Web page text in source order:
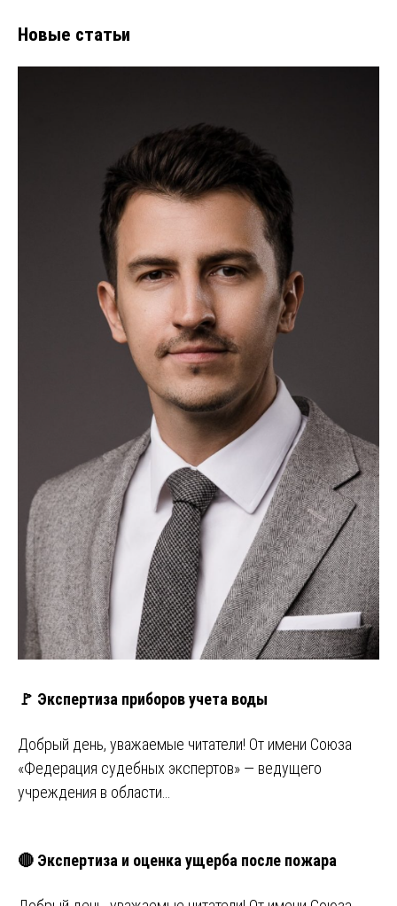
Новые статьи
🚩 Экспертиза приборов учета воды
Добрый день, уважаемые читатели! От имени Союза
«Федерация судебных экспертов» — ведущего
учреждения в области…
🔴 Экспертиза и оценка ущерба после пожара